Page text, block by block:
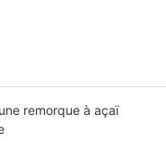
remorque à açaï